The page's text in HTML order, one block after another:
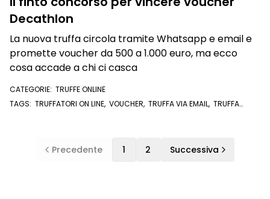
Decathlon
La nuova truffa circola tramite Whatsapp e email e
promette voucher da 500 a 1.000 euro, ma ecco
cosa accade a chi ci casca
CATEGORIE: TRUFFE ONLINE
TAGS: TRUFFATORI ON LINE, VOUCHER, TRUFFA VIA EMAIL, TRUFFA
Precedente 1 2 Successiva